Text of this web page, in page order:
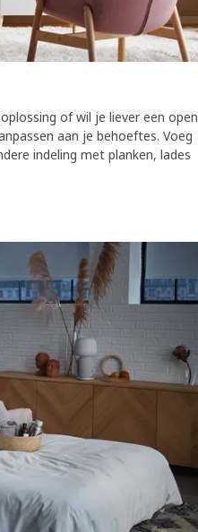
of wil je liever een open
aan je behoeftes. Voeg
indeling met planken, lades